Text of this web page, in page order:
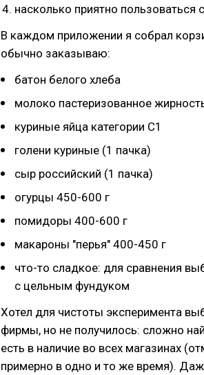
насколько приятно пользоваться
В каждом приложении я собрал
обычно заказываю:
батон белого хлеба
молоко пастеризованное
куриные яйца категории С1
голени куриные (1 пачка)
сыр российский (1 пачка)
огурцы 450-600 г
помидоры 400-600 г
макароны "перья" 400-450 г
что-то сладкое: для сравнения
с цельным фундуком
Хотел для чистоты эксперимента
фирмы, но не получилось: сложно
есть в наличие во всех магазинах
примерно в одно и то же время).